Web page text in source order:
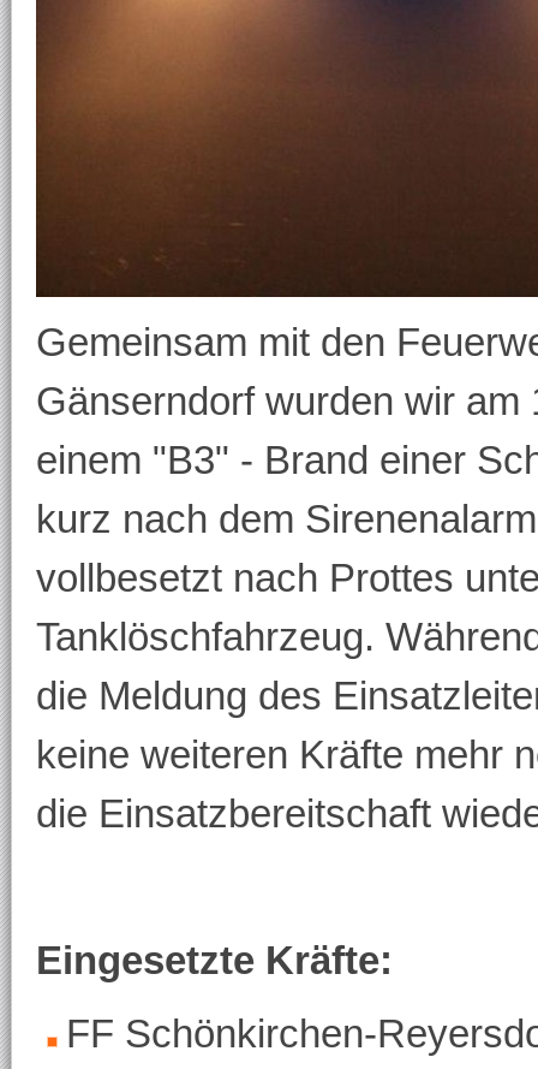
Gemeinsam mit den
Gänserndorf wurden wir
einem "B3" - Brand einer
kurz nach dem
vollbesetzt nach Prottes
Tanklöschfahrzeug.
die Meldung des
keine weiteren Kräfte mehr
die Einsatzbereitschaft
Eingesetzte Kräfte:
FF Schönkirchen-